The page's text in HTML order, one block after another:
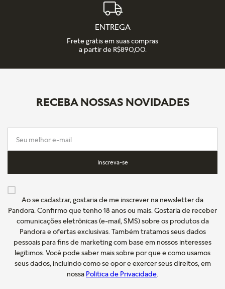
ENTREGA
Frete grátis em suas compras
a partir de R$890,00.
RECEBA NOSSAS NOVIDADES
Inscreva-se
Ao se cadastrar, gostaria de me inscrever na newsletter da
Pandora. Confirmo que tenho 18 anos ou mais. Gostaria de receber
comunicações eletrônicas (e-mail, SMS) sobre os produtos da
Pandora e ofertas exclusivas. Também tratamos seus dados
pessoais para fins de marketing com base em nossos interesses
legítimos. Você pode saber mais sobre por que e como usamos
seus dados, incluindo como se opor e exercer seus direitos, em
nossa Política de Privacidade